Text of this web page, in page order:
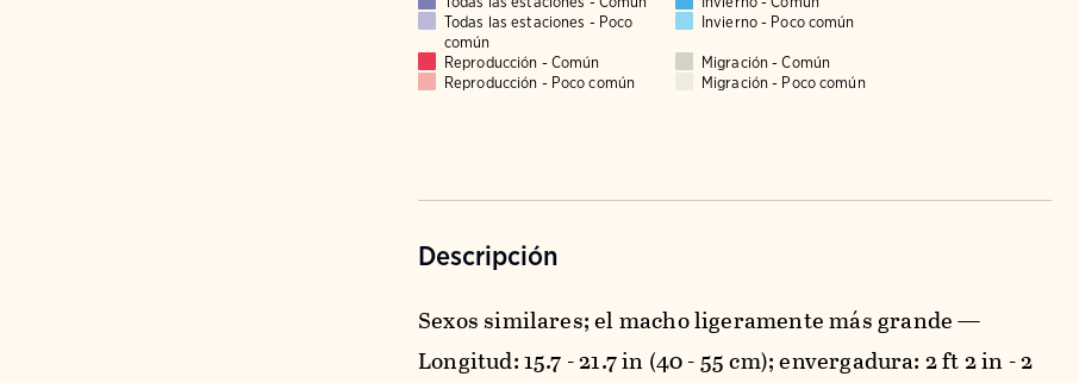
Todas las estaciones - Poco
común
Invierno - Poco común
Reproducción - Común
Migración - Común
Reproducción - Poco común
Migración - Poco común
Descripción
Sexos similares; el macho ligeramente más grande —
Longitud: 15.7 - 21.7 in (40 - 55 cm); envergadura: 2 ft 2 in - 2